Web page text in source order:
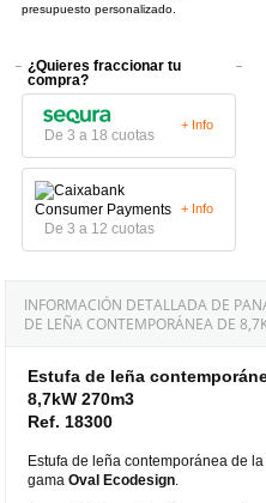
presupuesto personalizado.
¿Quieres fraccionar tu
compra?
De 3 a 18 cuotas
+ Info
De 3 a 12 cuotas
+ Info
INFORMACIÓN DETALLADA DE
DE LEÑA CONTEMPORÁNEA DE
Estufa de leña
8,7kW 270m3
Ref. 18300
Estufa de leña contemporánea de
gamaOval Ecodesign